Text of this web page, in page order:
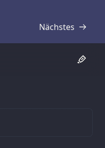
Nächstes
Transkript